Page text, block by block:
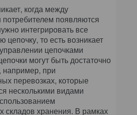
когда между
появляются
интегрировать все
цепочку, то есть возникает
цепочками
могут быть достаточно
при
перевозках, которые
несколькими видами
складов хранения. В рамках